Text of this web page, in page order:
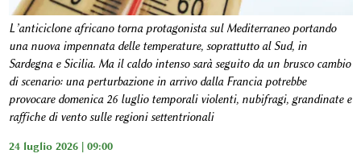
L’anticiclone africano torna protagonista sul Mediterraneo portando
una nuova impennata delle temperature, soprattutto al Sud, in
Sardegna e Sicilia. Ma il caldo intenso sarà seguito da un brusco cambio
di scenario: una perturbazione in arrivo dalla Francia potrebbe
provocare domenica 26 luglio temporali violenti, nubifragi, grandinate e
raffiche di vento sulle regioni settentrionali
24 luglio 2026 | 09:00